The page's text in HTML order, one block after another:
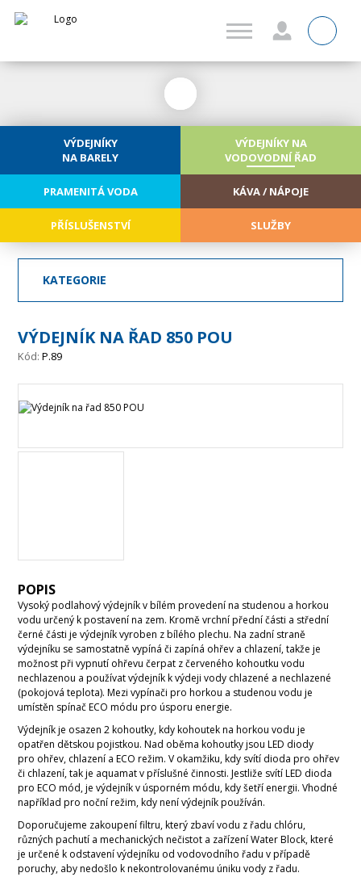
0
VÝDEJNÍKY
NA BARELY
VÝDEJNÍKY NA
VODOVODNÍ ŘAD
PRAMENITÁ VODA KÁVA / NÁPOJE
PŘÍSLUŠENSTVÍ SLUŽBY
KATEGORIE
VÝDEJNÍK NA ŘAD 850 POU
Kód:P.89
POPIS
Vysoký podlahový výdejník v bílém provedení na studenou a horkou
vodu určený k postavení na zem. Kromě vrchní přední části a střední
černé části je výdejník vyroben z bílého plechu. Na zadní straně
výdejníku se samostatně vypíná či zapíná ohřev a chlazení, takže je
možnost při vypnutí ohřevu čerpat z červeného kohoutku vodu
nechlazenou a používat výdejník k výdeji vody chlazené a nechlazené
(pokojová teplota). Mezi vypínači pro horkou a studenou vodu je
umístěn spínač ECO módu pro úsporu energie.
Výdejník je osazen 2 kohoutky, kdy kohoutek na horkou vodu je
opatřen dětskou pojistkou. Nad oběma kohoutky jsou LED diody
pro ohřev, chlazení a ECO režim. V okamžiku, kdy svítí dioda pro ohřev
či chlazení, tak je aquamat v příslušné činnosti. Jestliže svítí LED dioda
pro ECO mód, je výdejník v úsporném módu, kdy šetří energii. Vhodné
například pro noční režim, kdy není výdejník používán.
Doporučujeme zakoupení filtru, který zbaví vodu z řadu chlóru,
různých pachutí a mechanických nečistot a zařízení Water Block, které
je určené k odstavení výdejníku od vodovodního řadu v případě
poruchy, aby nedošlo k nekontrolovanému úniku vody z řadu.